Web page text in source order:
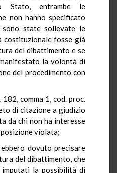
Stato, entrambe le
non hanno specificato
sono state sollevate le
costituzionale fosse già
del dibattimento e se
la volontà di
del procedimento con
182, comma 1, cod. proc.
di citazione a giudizio
da chi non ha interesse
violata;
dovuto precisare
del dibattimento, che
imputati la possibilità di